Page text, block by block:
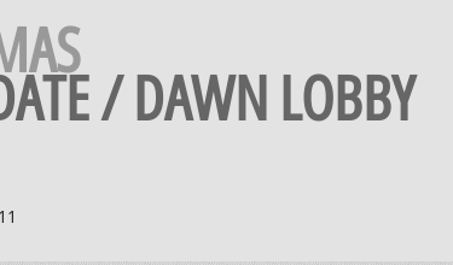
/ DAWN LOBBY​